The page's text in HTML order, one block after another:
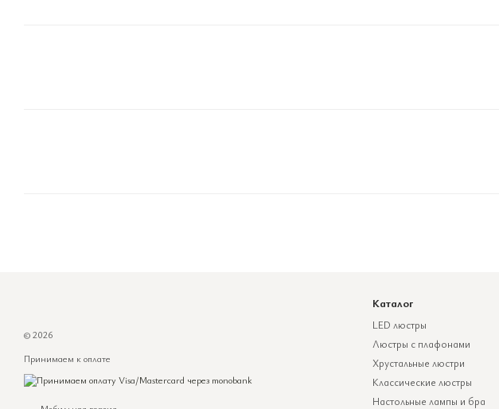
© 2026
Принимаем к оплате
Каталог
LED люстры
Люстры с плафонами
Хрустальные люстри
Классические люстры
Настольные лампы и бра